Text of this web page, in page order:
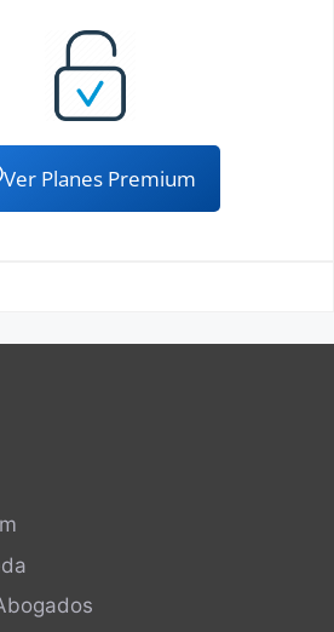
Ver Planes Premium